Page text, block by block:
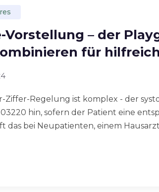
Vorstellung – der
für
Ziffer-Regelung ist komplex - der
hin, sofern der Patient eine
das bei Neupatienten, einem